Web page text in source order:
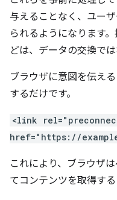
与えることなく、ユー
られるようになります
どは、データの交換で
ブラウザに意図を伝え
するだけです。
<link
href="https://
これにより、ブラウザ
てコンテンツを取得する